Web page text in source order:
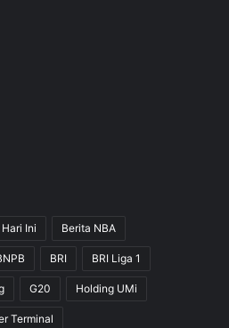
Ini Berita NBA
BRI BRI Liga 1
G20 Holding UMi
Terminal